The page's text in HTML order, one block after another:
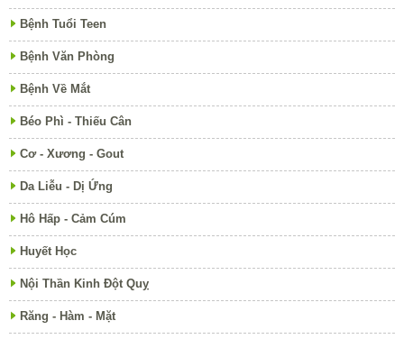
Bệnh Tuổi Teen
Bệnh Văn Phòng
Bệnh Về Mắt
Béo Phì - Thiếu Cân
Cơ - Xương - Gout
Da Liễu - Dị Ứng
Hô Hấp - Cảm Cúm
Huyết Học
Nội Thần Kinh Đột Quỵ
Răng - Hàm - Mặt